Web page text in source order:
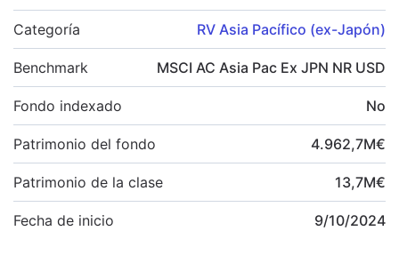
Categoría RV Asia Pacífico (ex-Japón)
Benchmark MSCI AC Asia Pac Ex JPN NR USD
Fondo indexado No
Patrimonio del fondo 4.962,7M€
Patrimonio de la clase 13,7M€
Fecha de inicio 9/10/2024